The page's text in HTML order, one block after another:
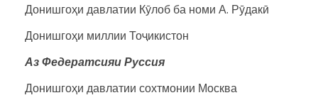
Донишгоҳи давлатии Кӯлоб ба номи А. Рӯдакӣ
Донишгоҳи миллии Тоҷикистон
Аз Федератсияи Руссия
Донишгоҳи давлатии сохтмонии Москва